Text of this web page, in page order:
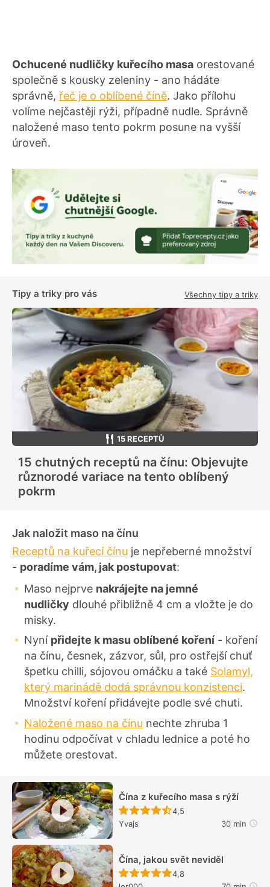
Ochucené nudličky kuřecího masa orestované
společně s kousky zeleniny - ano hádáte
správně, řeč je o oblíbené číně. Jako přílohu
volíme nejčastěji rýži, případně nudle. Správně
naložené maso tento pokrm posune na vyšší
úroveň.
Tipy a triky pro vás Všechny tipy a triky
15 RECEPTŮ
15 chutných receptů na čínu: Objevujte
různorodé variace na tento oblíbený
pokrm
Jak naložit maso na čínu
Receptů na kuřecí čínu je nepřeberné množství
- poradíme vám, jak postupovat:
Maso nejprve nakrájejte na jemné
nudličky dlouhé přibližně 4 cm a vložte je do
misky.
Nyní přidejte k masu oblíbené koření - koření
na čínu, česnek, zázvor, sůl, pro ostřejší chuť
špetku chilli, sójovou omáčku a také Solamyl,
který marinádě dodá správnou konzistenci.
Množství koření přidávejte podle své chuti.
Naložené maso na čínu nechte zhruba 1
hodinu odpočívat v chladu lednice a poté ho
můžete orestovat.
Čína z kuřecího masa s rýží
Recept ještě nebyl
4,5
Yvajs
30 min
Čína, jakou svět neviděl
Recept ještě nebyl
4,8